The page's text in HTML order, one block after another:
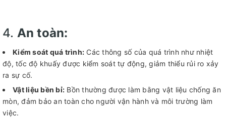
4. An toàn:
Kiểm soát quá trình: Các thông số của quá trình như nhiệt
độ, tốc độ khuấy được kiểm soát tự động, giảm thiểu rủi ro xảy
ra sự cố.
Vật liệu bền bỉ: Bồn thường được làm bằng vật liệu chống ăn
mòn, đảm bảo an toàn cho người vận hành và môi trường làm
việc.